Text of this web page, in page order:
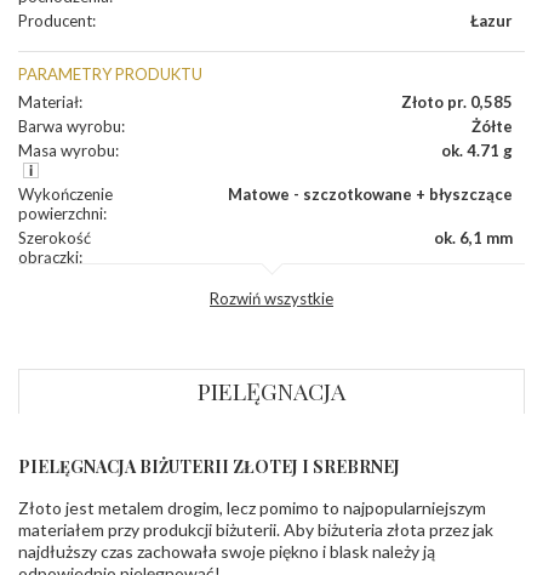
Producent: Łazur
PARAMETRY PRODUKTU
Materiał:
Złoto pr. 0,585
Barwa wyrobu:
Żółte
Masa wyrobu: ok. 4.71 g
Wykończenie
powierzchni:
Matowe - szczotkowane + błyszczące
Szerokość
obrączki:
ok. 6,1 mm
KAMIENIE
Rodzaje
kamieni:
Cyrkonie obrączki
Liczba kamieni:
Cyrkonie obrączki - 1 szt.
Rozwiń wszystkie
PIELĘGNACJA
PIELĘGNACJA BIŻUTERII ZŁOTEJ I SREBRNEJ
Złoto jest metalem drogim, lecz pomimo to najpopularniejszym
materiałem przy produkcji biżuterii. Aby biżuteria złota przez jak
najdłuższy czas zachowała swoje piękno i blask należy ją